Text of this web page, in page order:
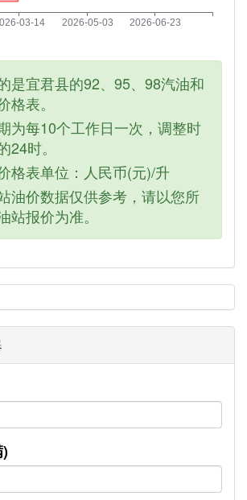
是宜君县的92、95、98汽油和
格表。
为每10个工作日一次，调整时
24时。
格表单位：人民币(元)/升
油价数据仅供参考，请以您所
站报价为准。